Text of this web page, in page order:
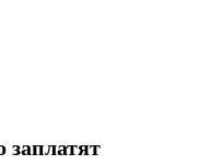
заплатят